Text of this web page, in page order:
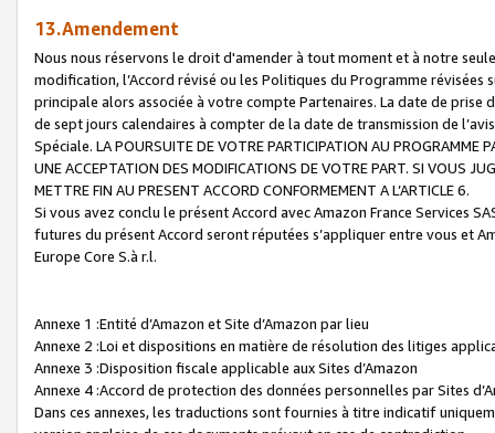
13.Amendement
Nous nous réservons le droit d'amender à tout moment et à notre
modification, l’Accord révisé ou les Politiques du Programme
principale alors associée à votre compte Partenaires. La date de
de sept jours calendaires à compter de la date de transmission de
Spéciale. LA POURSUITE DE VOTRE PARTICIPATION AU PROGRAMME
UNE ACCEPTATION DES MODIFICATIONS DE VOTRE PART. SI VOUS
METTRE FIN AU PRESENT ACCORD CONFORMEMENT A L’ARTICLE 6.
Si vous avez conclu le présent Accord avec Amazon France Services
futures du présent Accord seront réputées s’appliquer entre vous et
Europe Core S.à r.l.
Annexe 1 :Entité d’Amazon et Site d’Amazon par lieu
Annexe 2 :Loi et dispositions en matière de résolution des litiges
Annexe 3 :Disposition fiscale applicable aux Sites d’Amazon
Annexe 4 :Accord de protection des données personnelles par Sites
Dans ces annexes, les traductions sont fournies à titre indicatif